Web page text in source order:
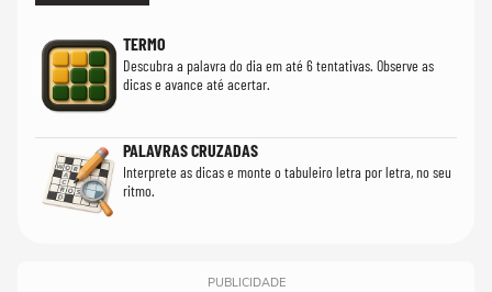
TERMO
Descubra a palavra do dia em até 6 tentativas. Observe as
dicas e avance até acertar.
PALAVRAS CRUZADAS
Interprete as dicas e monte o tabuleiro letra por letra, no seu
ritmo.
PUBLICIDADE